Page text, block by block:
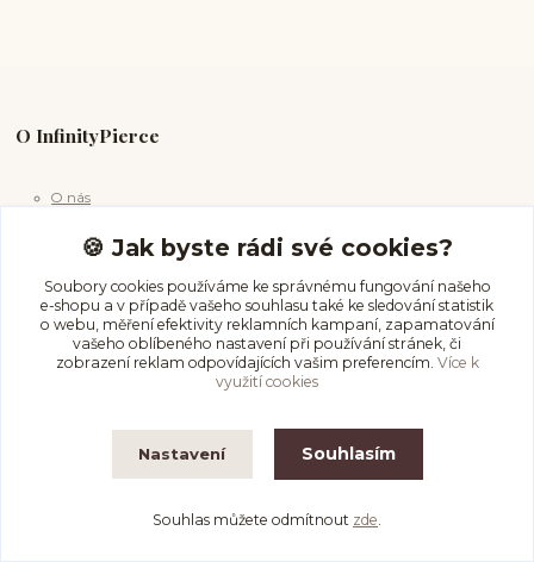
O InfinityPierce
O nás
Kontakty
Pomoc & info
🍪 Jak byste rádi své cookies?
Soubory cookies používáme ke správnému fungování našeho
e-shopu a v případě vašeho souhlasu také ke sledování statistik
o webu, měření efektivity reklamních kampaní, zapamatování
vašeho oblíbeného nastavení při používání stránek, či
zobrazení reklam odpovídajících vašim preferencím. Více k
využití cookies
Nastavení Souhlasím
Souhlas můžete odmítnout zde